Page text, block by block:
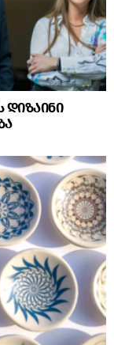
დიზაინი